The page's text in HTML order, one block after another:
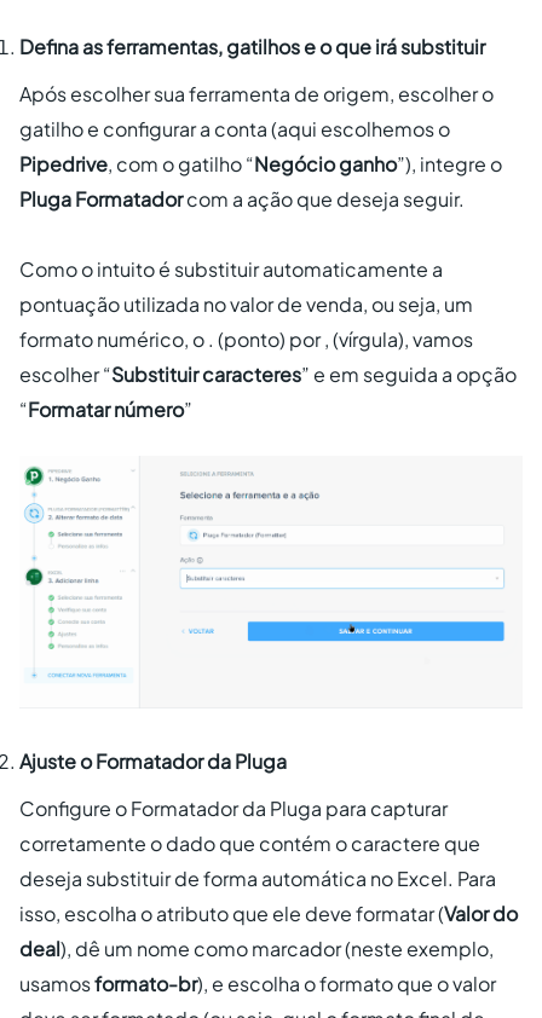
Defina as ferramentas, gatilhos e o que irá substituir
Após escolher sua ferramenta de origem, escolher o
gatilho e configurar a conta (aqui escolhemos o
Pipedrive, com o gatilho “Negócio ganho”), integre o
Pluga Formatadorcom a ação que deseja seguir.
Como o intuito é substituir automaticamente a
pontuação utilizada no valor de venda, ou seja, um
formato numérico, o . (ponto) por , (vírgula), vamos
escolher “Substituir caracteres” e em seguida a opção
“Formatar número”
Ajuste o Formatador da Pluga
Configure o Formatador da Pluga para capturar
corretamente o dado que contém o caractere que
deseja substituir de forma automática no Excel. Para
isso, escolha o atributo que ele deve formatar (Valor do
deal), dê um nome como marcador (neste exemplo,
usamosformato-br), e escolha o formato que o valor